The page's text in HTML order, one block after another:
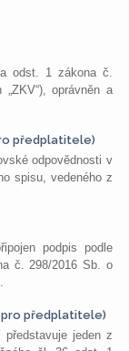
odst. 1 zákona č.
oprávněn a
předplatitele)
odpovědnosti v
spisu, vedeného z
podpis podle
č. 298/2016 Sb. o
pro předplatitele)
představuje jeden z